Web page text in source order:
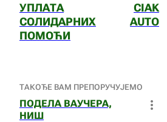
УПЛАТА
СОЛИДАРНИХ
ПОМОЋИ
CIAK
AUTO
ТАКОЂЕ ВАМ ПРЕПОРУЧУЈЕМО
ПОДЕЛА ВАУЧЕРА,
НИШ